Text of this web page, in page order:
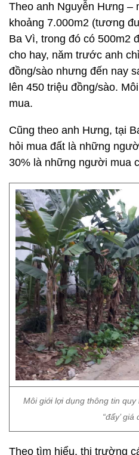
Theo anh Nguyễn Hưng –
khoảng 7.000m2 (tương
Ba Vì, trong đó có 500m2
cho hay, năm trước anh
đồng/sào nhưng đến nay
lên 450 triệu đồng/sào.
mua.
Cũng theo anh Hưng, tại
hỏi mua đất là những
30% là những người mua
Môi giới lợi dụng thông tin
“đẩy’ giá
Theo tìm hiểu, thị trường